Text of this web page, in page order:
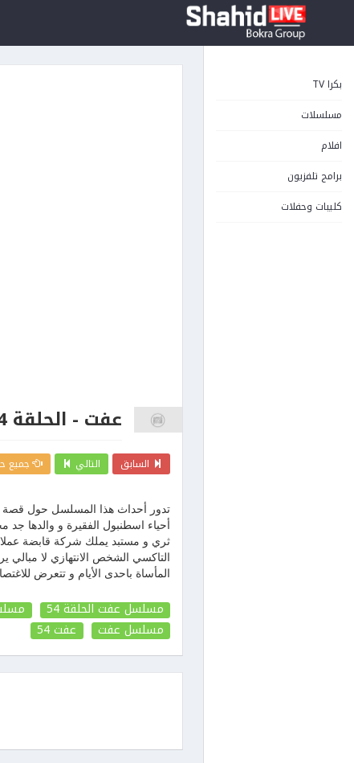
بكرا TV
مسلسلات
افلام
برامج تلفزيون
كليبات وحفلات
عفت - الحلقة 54
السابق التالي جميع
تدور أحداث هذا المسلسل حول قصة
أحياء اسطنبول الفقيرة و
ثري و مستبد يملك شركة قابضة
التاكسي الشخص الانتهازي لا
المأساة باحدى الأيام و تتعرض
مسلسل عفت الحلقة 54
مسلسل عفت
عفت54